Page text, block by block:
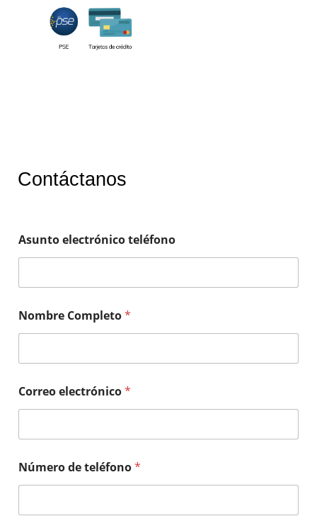
Contáctanos
Asunto electrónico teléfono
Nombre Completo*
Correo electrónico*
Número de teléfono*